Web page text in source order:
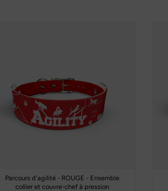
Parcours d'agilité - ROUGE - Ensemble
collier et couvre-chef à pression